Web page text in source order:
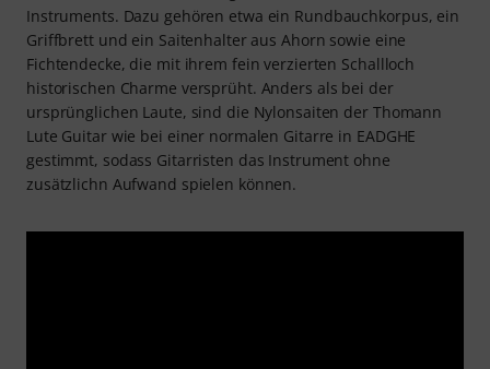
Instruments. Dazu gehören etwa ein Rundbauchkorpus, ein
Griffbrett und ein Saitenhalter aus Ahorn sowie eine
Fichtendecke, die mit ihrem fein verzierten Schallloch
historischen Charme versprüht. Anders als bei der
ursprünglichen Laute, sind die Nylonsaiten der Thomann
Lute Guitar wie bei einer normalen Gitarre in EADGHE
gestimmt, sodass Gitarristen das Instrument ohne
zusätzlichn Aufwand spielen können.